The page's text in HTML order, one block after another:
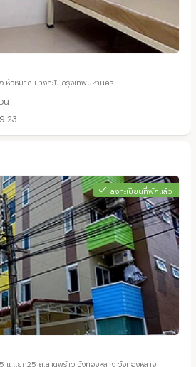
หัวหมาก บางกะปิ กรุงเทพมหานคร
น
ลงทะเบียนที่พักแล้ว
แ แยก25 ถ.ลาดพร้าว วังทองหลาง วังทองหลาง